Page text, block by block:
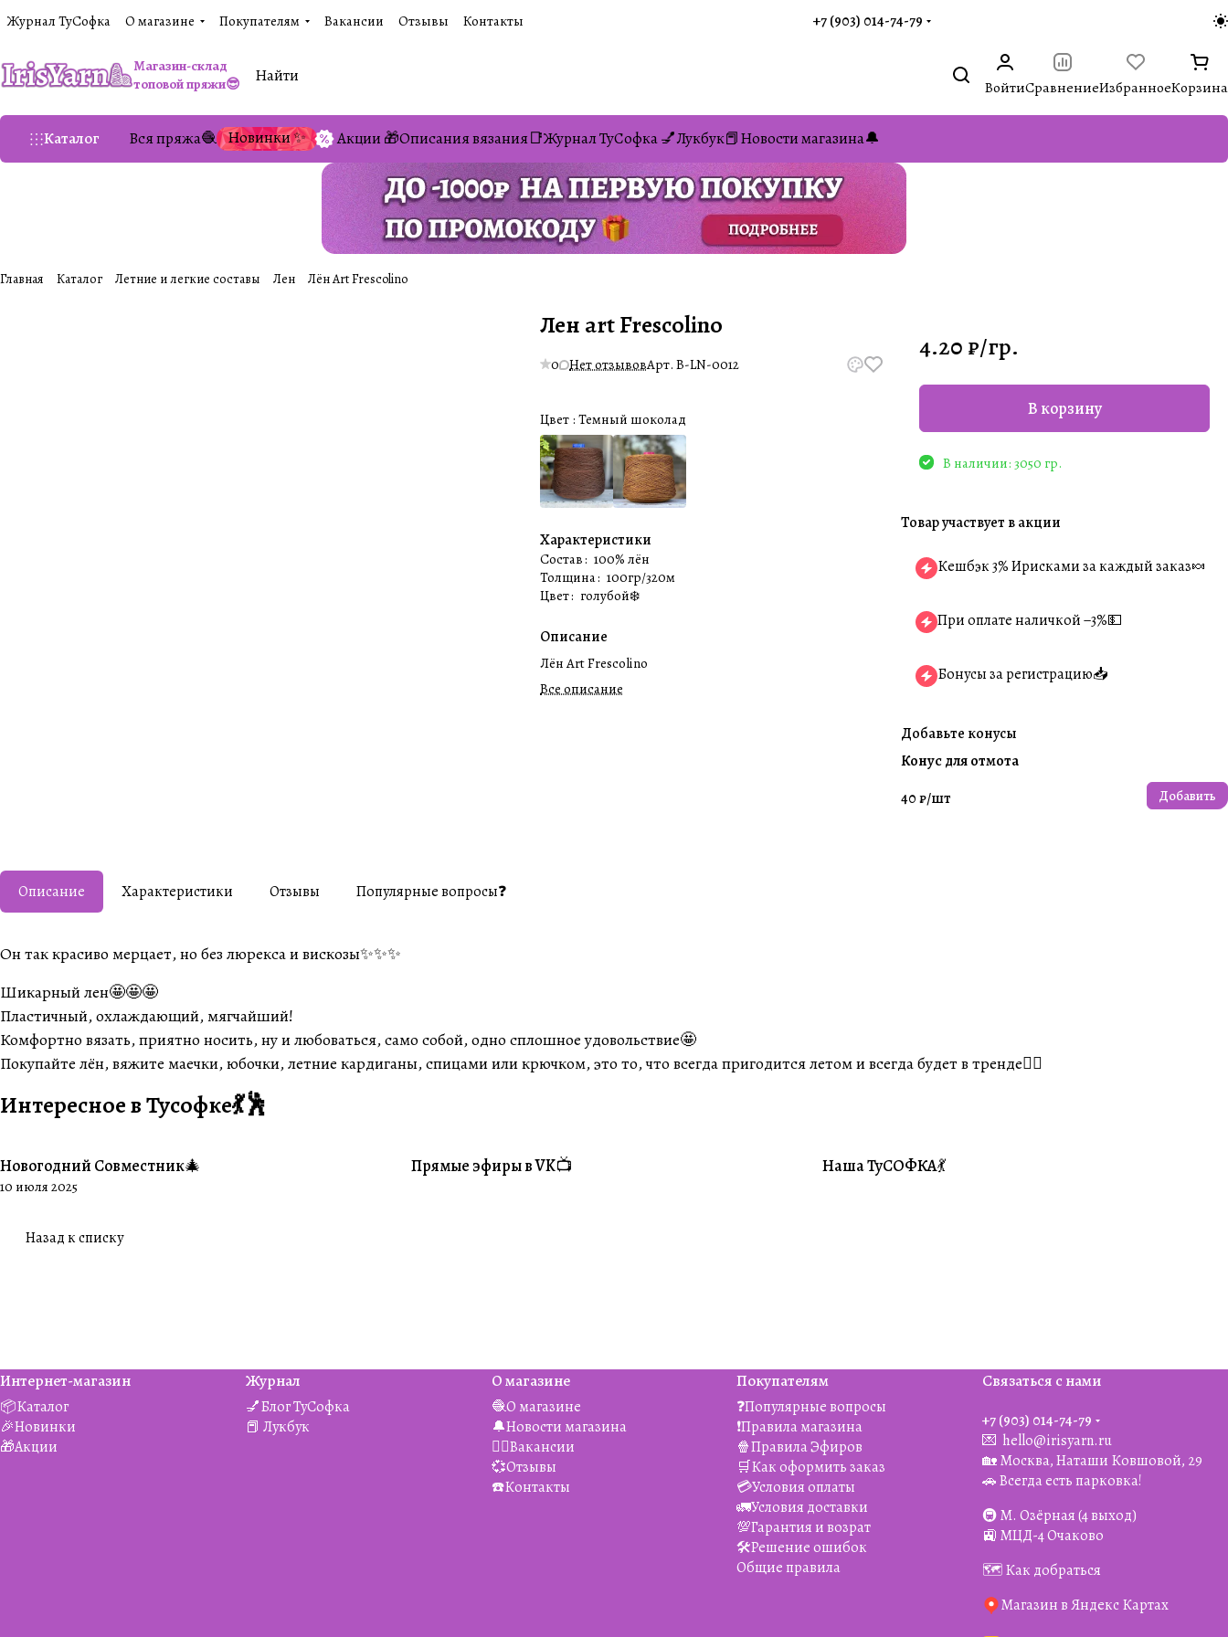
Журнал ТуСофка О магазине Покупателям Вакансии Отзывы Контакты +7 (903) 014-74-79‬
Магазин-склад
топовой пряжи😎
ВойтиСравнениеИзбранноеКорзина
Каталог Вся пряжа🧶 Новинки ✨ Акции 🎁Описания вязания📑Журнал ТуСофка 💅Лукбук📕Новости магазина🔔
Главная Каталог Летние и легкие составы Лен Лён Art Frescolino
Лен art Frescolino
0 Нет отзывовАрт.B-LN-0012
Цвет :Темный шоколад
Характеристики
Состав: 100% лён
Толщина: 100гр/320м
Цвет: голубой❄️
Описание
Лён Art Frescolino
Все описание
4.20 ₽/гр.
В корзину
В наличии: 3050 гр.
Товар участвует в акции
Кешбэк 3% Ирисками за каждый заказ🍬
При оплате наличкой −3%💵
Бонусы за регистрацию📥
Добавьте конусы
Конус для отмота
40 ₽/шт Добавить
Описание Характеристики Отзывы Популярные вопросы❓
Он так красиво мерцает, но без люрекса и вискозы✨✨✨
Шикарный лен🤩🤩🤩
Пластичный, охлаждающий, мягчайший!
Комфортно вязать, приятно носить, ну и любоваться, само собой, одно сплошное удовольствие🤩
Покупайте лён, вяжите маечки, юбочки, летние кардиганы, спицами или крючком, это то, что всегда пригодится летом и всегда будет в тренде👌🏽
Интересное в Тусофке💃🕺
#Совместники
Новогодний Совместник🎄
10 июля 2025
#Житуха
Прямые эфиры в VK📺 #Совместники
Наша ТуСОФКА💃
Назад к списку
Интернет-магазин
📦Каталог
🎉Новинки
🎁Акции
Журнал
💅Блог ТуСофка
📕 Лукбук
О магазине
🧶О магазине
🔔Новости магазина
👯‍♀️Вакансии
💞Отзывы
☎️Контакты
Покупателям
❓Популярные вопросы
❗️Правила магазина
🍿Правила Эфиров
🛒Как оформить заказ
💳Условия оплаты
🚛Условия доставки
💯Гарантия и возрат
🛠️Решение ошибок
Общие правила
Связаться с нами
+7 (903) 014-74-79‬
💌 hello@irisyarn.ru
🏡 Москва, Наташи Ковшовой, 29
🚗 Всегда есть парковка!
🚇 М. Озёрная (4 выход)
🚉 МЦД-4 Очаково
🗺️ Как добраться
Магазин в Яндекс Картах